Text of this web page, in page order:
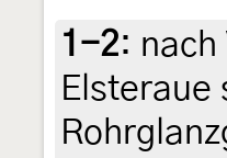
1-2: